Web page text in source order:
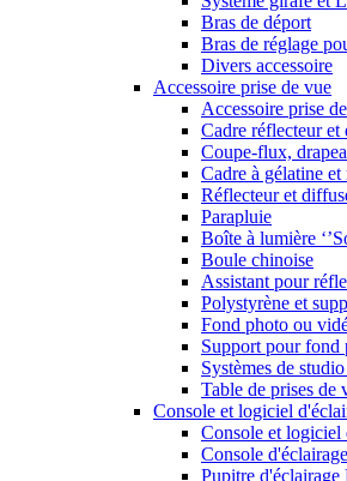
Bras de déport
Bras de réglage
Divers accessoire
Accessoire prise de vue
Accessoire prise
Cadre réflecteur et
Coupe-flux,
Cadre à gélatine et
Réflecteur et
Parapluie
Boîte à lumière
Boule chinoise
Assistant pour
Polystyrène et
Fond photo ou
Support pour fond
Systèmes de
Table de prises de
Console et logiciel
Console et logiciel
Console
Pupitre